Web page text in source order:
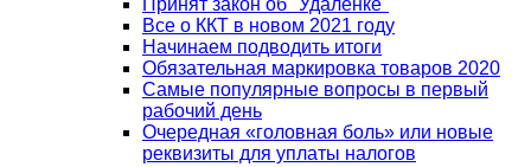
Принят закон об "Удаленке"
Все о ККТ в новом 2021 году
Начинаем подводить итоги
Обязательная маркировка товаров 2020
Самые популярные вопросы в первый
рабочий день
Очередная «головная боль» или новые
реквизиты для уплаты налогов